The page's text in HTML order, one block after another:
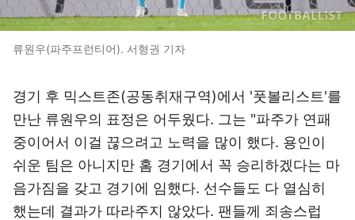
류원우(파주프런티어). 서형권 기자
경기 후 믹스트존(공동취재구역)에서 '풋볼리스트'를
만난 류원우의 표정은 어두웠다. 그는 "파주가 연패
중이어서 이걸 끊으려고 노력을 많이 했다. 용인이
쉬운 팀은 아니지만 홈 경기에서 꼭 승리하겠다는 마
음가짐을 갖고 경기에 임했다. 선수들도 다 열심히
했는데 결과가 따라주지 않았다. 팬들께 죄송스럽